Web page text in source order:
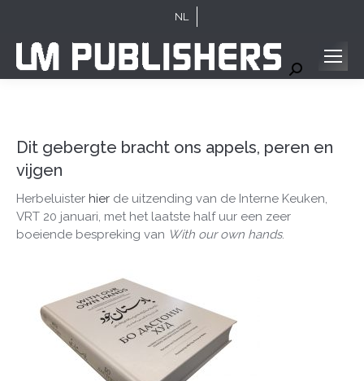
NL
Search:
Dit gebergte bracht ons appels, peren en
vijgen
Herbeluister hier de uitzending van de Interne Keuken,
VRT 20 januari, met het laatste half uur een zeer
boeiende bespreking van With our own hands.